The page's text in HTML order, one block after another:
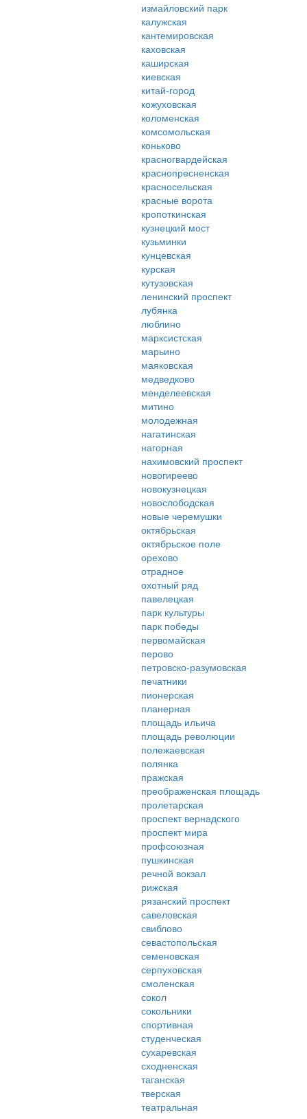
измайловский парк
калужская
кантемировская
каховская
каширская
киевская
китай-город
кожуховская
коломенская
комсомольская
коньково
красногвардейская
краснопресненская
красносельская
красные ворота
кропоткинская
кузнецкий мост
кузьминки
кунцевская
курская
кутузовская
ленинский проспект
лубянка
люблино
марксистская
марьино
маяковская
медведково
менделеевская
митино
молодежная
нагатинская
нагорная
нахимовский проспект
новогиреево
новокузнецкая
новослободская
новые черемушки
октябрьская
октябрьское поле
орехово
отрадное
охотный ряд
павелецкая
парк культуры
парк победы
первомайская
перово
петровско-разумовская
печатники
пионерская
планерная
площадь ильича
площадь революции
полежаевская
полянка
пражская
преображенская площадь
пролетарская
проспект вернадского
проспект мира
профсоюзная
пушкинская
речной вокзал
рижская
рязанский проспект
савеловская
свиблово
севастопольская
семеновская
серпуховская
смоленская
сокол
сокольники
спортивная
студенческая
сухаревская
сходненская
таганская
тверская
театральная